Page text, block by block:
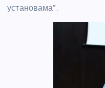
установама”.